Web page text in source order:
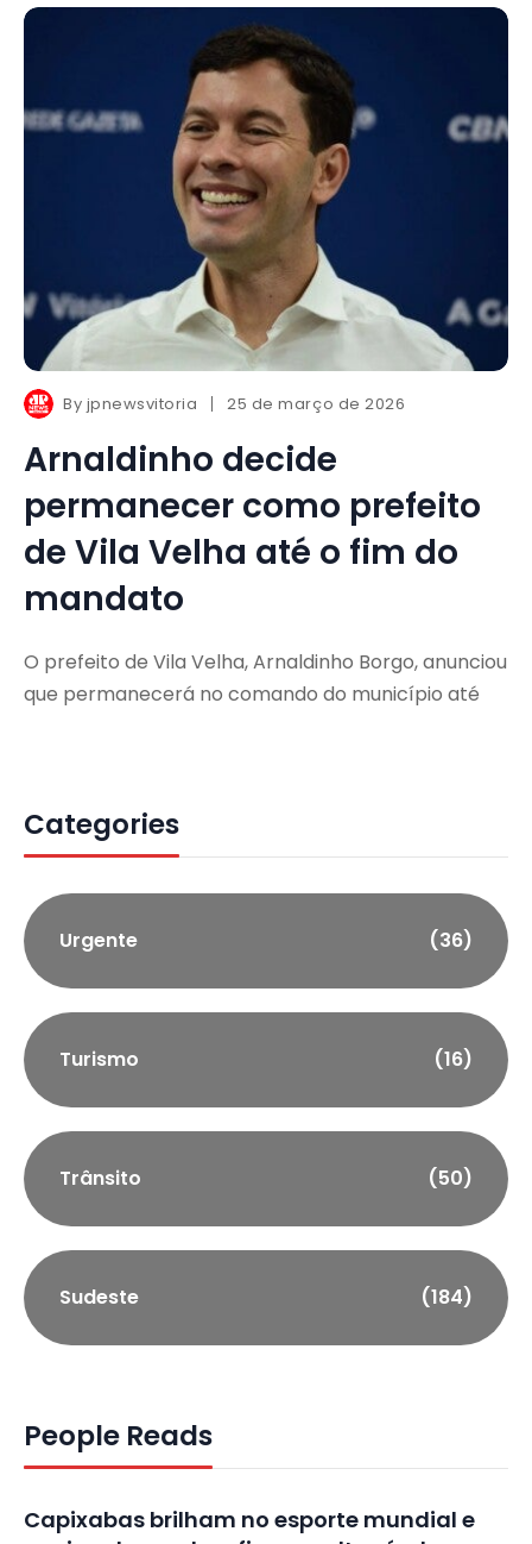
By jpnewsvitoria 25 de março de 2026
Arnaldinho decide
permanecer como prefeito
de Vila Velha até o fim do
mandato
O prefeito de Vila Velha, Arnaldinho Borgo, anunciou
que permanecerá no comando do município até
Categories
Urgente (36)
Turismo (16)
Trânsito (50)
Sudeste (184)
People Reads
Capixabas brilham no esporte mundial e